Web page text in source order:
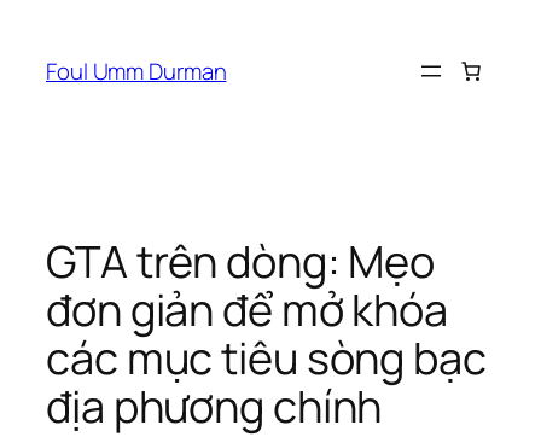
content
Foul Umm Durman
GTA trên dòng: Mẹo
đơn giản để mở khóa
các mục tiêu sòng bạc
địa phương chính